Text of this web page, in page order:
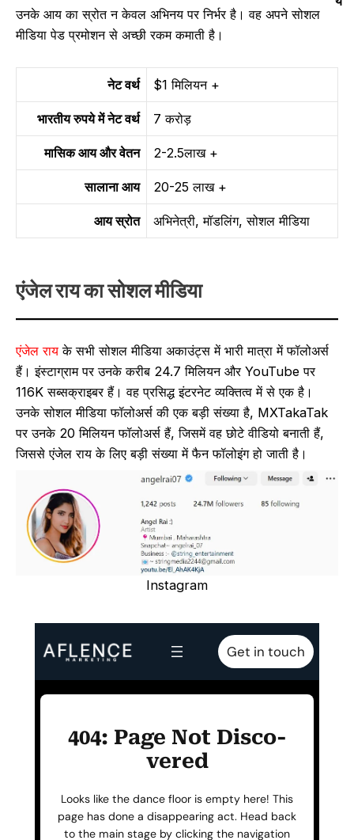
उनके आय का स्रोत न केवल अभिनय पर निर्भर है। वह अपने सोशल
मीडिया पेड प्रमोशन से अच्छी रकम कमाती है।
नेट वर्थ $1 मिलियन +
भारतीय रुपये में नेट वर्थ 7 करोड़
मासिक आय और वेतन 2-2.5लाख +
सालानाआय 20-25 लाख +
आय स्रोत अभिनेत्री, मॉडलिंग, सोशल मीडिया
एंजेल राय का सोशल मीडिया
एंजेल राय के सभी सोशल मीडिया अकाउंट्स में भारी मात्रा में फॉलोअर्स
हैं। इंस्टाग्राम पर उनके करीब 24.7 मिलियन और YouTube पर
116K सब्सक्राइबर हैं। वह प्रसिद्ध इंटरनेट व्यक्तित्व में से एक है।
उनके सोशल मीडिया फॉलोअर्स की एक बड़ी संख्या है, MXTakaTak
पर उनके 20 मिलियन फॉलोअर्स हैं, जिसमें वह छोटे वीडियो बनाती हैं,
जिससे एंजेल राय के लिए बड़ी संख्या में फैन फॉलोइंग हो जाती है।
Instagram